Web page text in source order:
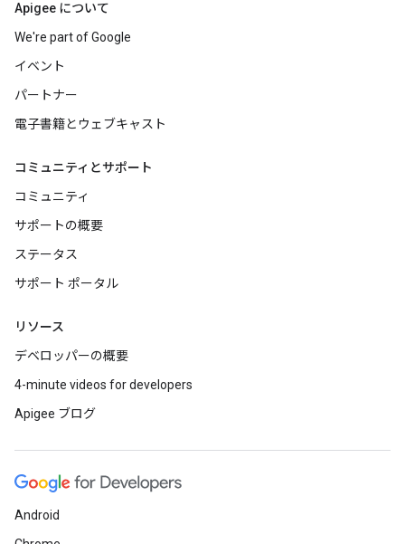
Apigee について
We're part of Google
イベント
パートナー
電子書籍とウェブキャスト
コミュニティとサポート
コミュニティ
サポートの概要
ステータス
サポート ポータル
リソース
デベロッパーの概要
4-minute videos for developers
Apigee ブログ
Android